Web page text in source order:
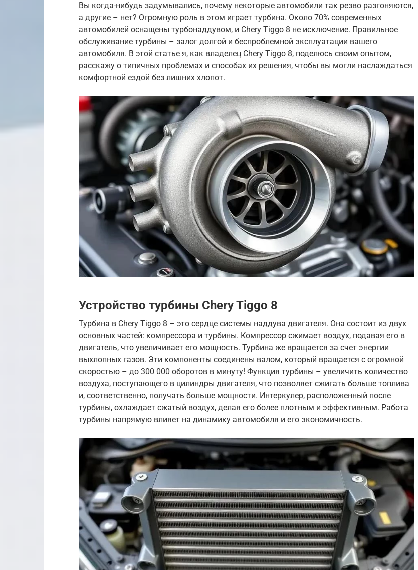
Вы когда-нибудь задумывались, почему некоторые автомобили так резво разгоняются,
а другие – нет? Огромную роль в этом играет турбина. Около 70% современных
автомобилей оснащены турбонаддувом, и Chery Tiggo 8 не исключение. Правильное
обслуживание турбины – залог долгой и беспроблемной эксплуатации вашего
автомобиля. В этой статье я, как владелец Chery Tiggo 8, поделюсь своим опытом,
расскажу о типичных проблемах и способах их решения, чтобы вы могли наслаждаться
комфортной ездой без лишних хлопот.
Устройство турбины Chery Tiggo 8
Турбина в Chery Tiggo 8 – это сердце системы наддува двигателя. Она состоит из двух
основных частей: компрессора и турбины. Компрессор сжимает воздух, подавая его в
двигатель, что увеличивает его мощность. Турбина же вращается за счет энергии
выхлопных газов. Эти компоненты соединены валом, который вращается с огромной
скоростью – до 300 000 оборотов в минуту! Функция турбины – увеличить количество
воздуха, поступающего в цилиндры двигателя, что позволяет сжигать больше топлива
и, соответственно, получать больше мощности. Интеркулер, расположенный после
турбины, охлаждает сжатый воздух, делая его более плотным и эффективным. Работа
турбины напрямую влияет на динамику автомобиля и его экономичность.